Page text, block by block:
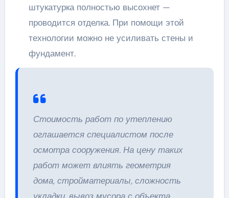
штукатурка полностью высохнет —
проводится отделка. При помощи этой
технологии можно не усиливать стены и
фундамент.
Стоимость работ по утеплению
оглашается специалистом после
осмотра сооружения. На цену таких
работ может влиять геометрия
дома, стройматериалы, сложность